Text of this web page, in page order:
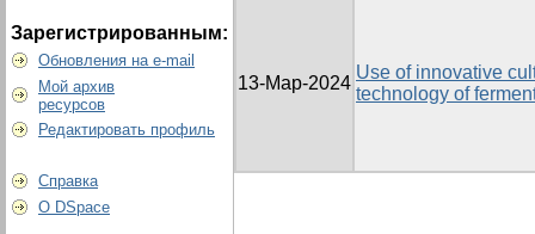
Зарегистрированным:
Обновления на e-mail
Мой архив
ресурсов
Редактировать профиль
Справка
О DSpace
13-Мар-2024
Use of innovative
technology of